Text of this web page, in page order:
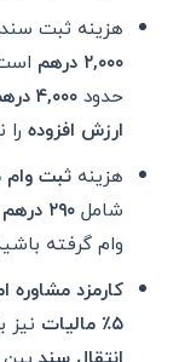
هزینه ثبت سند برای
۲,۰۰۰ درهم
حدود۴,۰۰۰ درهم
ارزش افزودهرا
هزینه ثبت
شامل۲۹۰ درهم هزینه اداری
وام گرفته
کارمزد مشاوره
۵٪ مالیات